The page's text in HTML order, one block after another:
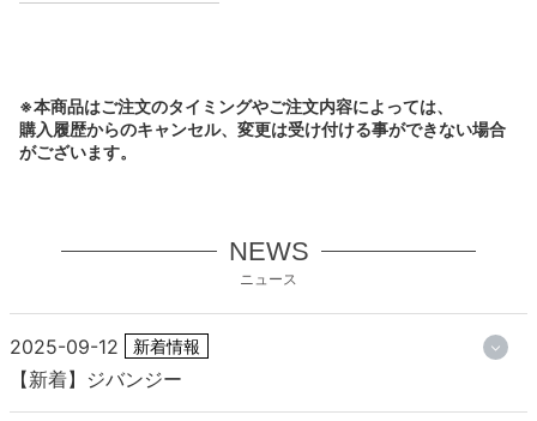
※本商品はご注文のタイミングやご注文内容によっては、
購入履歴からのキャンセル、変更は受け付ける事ができない場合
がございます。
NEWS
ニュース
2025-09-12 新着情報
【新着】ジバンジー